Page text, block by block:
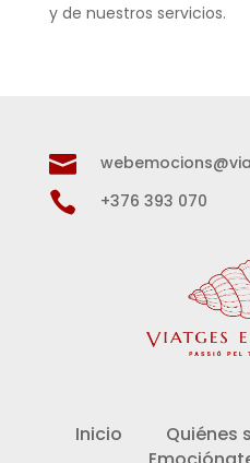
y de nuestros servicios.

 +376 393 070
Inicio Quiénes